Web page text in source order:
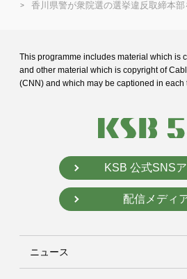
香川県警が衆院選の選挙違反取締本
This programme includes material which is
and other material which is copyright of
(CNN) and which may be captioned in each
KSB 公式SNS
配信メディ
ニュース